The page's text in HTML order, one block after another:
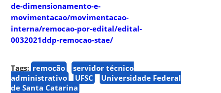
de-dimensionamento-e-
movimentacao/movimentacao-
interna/remocao-por-edital/edital-
0032021ddp-remocao-stae/
Tags: remoção
servidor técnico
administrativo
UFSC
Universidade Federal
de Santa Catarina